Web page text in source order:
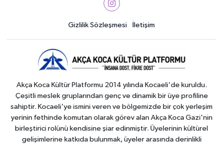
Gizlilik Sözleşmesi İletişim
Akça Koca Kültür Platformu 2014 yılında Kocaeli'de kuruldu.
Çeşitli meslek gruplarından genç ve dinamik bir üye profiline
sahiptir. Kocaeli'ye ismini veren ve bölgemizde bir çok yerleşim
yerinin fethinde komutan olarak görev alan Akça Koca Gazi'nin
birleştirici rolünü kendisine şiar edinmiştir. Üyelerinin kültürel
gelişimlerine katkıda bulunmak, üyeler arasında derinlikli